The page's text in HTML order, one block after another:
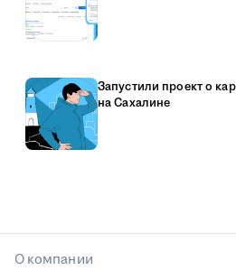
Запустили проект о
на Сахалине
О компании